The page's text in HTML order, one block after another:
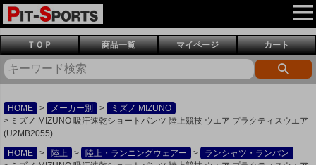
ＴＯＰ 商品一覧 マイページ カート
HOME メーカー別
ミズノ MIZUNO
ミズノ MIZUNO 吸汗速乾ショートパンツ 陸上競技 ウエア プラクティスウエア
(U2MB2055)
HOME
陸上 陸上・ランニングウェアー
ランシャツ・ランパン